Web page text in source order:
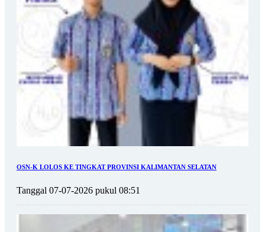
OSN-K LOLOS KE TINGKAT PROVINSI KALIMANTAN SELATAN
Tanggal 07-07-2026 pukul 08:51